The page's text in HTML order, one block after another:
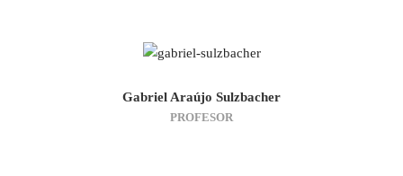
Gabriel Araújo Sulzbacher
PROFESOR